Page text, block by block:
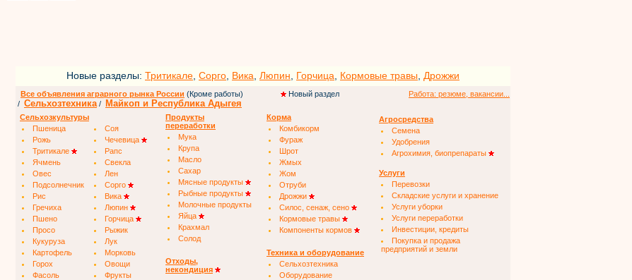
Новые разделы: Тритикале Сорго Вика Люпин Горчица Кормовые травы Дрожжи
Все объявления аграрного рынка России (Кроме работы) Новый раздел
Работа: резюме, вакансии...
/ Сельхозтехника / Майкоп и Республика Адыгея
Сельхозкультуры
Пшеница
Соя
Рожь
Чечевица
Тритикале
Рапс
Ячмень
Свекла
Овес
Лен
Подсолнечник
Сорго
Рис
Вика
Гречиха
Люпин
Пшено
Горчица
Просо
Рыжик
Кукуруза
Лук
Картофель
Морковь
Горох
Овощи
Фасоль
Фрукты
Продукты
переработки
Мука
Крупа
Масло
Сахар
Мясные продукты
Рыбные продукты
Молочные продукты
Яйца
Крахмал
Солод
Отходы,
некондиция
Корма
Комбикорм
Фураж
Шрот
Жмых
Жом
Отруби
Дрожжи
Силос, сенаж, сено
Кормовые травы
Компоненты кормов
Техника и оборудование
Сельхозтехника
Оборудование
Агросредства
Семена
Удобрения
Агрохимия, биопрепараты
Услуги
Перевозки
Складские услуги и хранение
Услуги уборки
Услуги переработки
Инвестиции, кредиты
Покупка и продажа
предприятий и земли